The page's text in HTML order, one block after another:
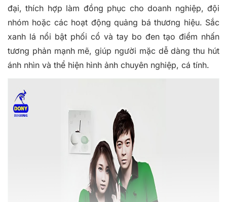
đại, thích hợp làm đồng phục cho doanh nghiệp, đội
nhóm hoặc các hoạt động quảng bá thương hiệu. Sắc
xanh lá nổi bật phối cổ và tay bo đen tạo điểm nhấn
tương phản mạnh mẽ, giúp người mặc dễ dàng thu hút
ánh nhìn và thể hiện hình ảnh chuyên nghiệp, cá tính.